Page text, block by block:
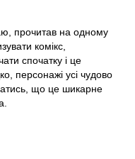
прочитав на одному
комікс,
спочатку і це
персонажі усі чудово
що це шикарне